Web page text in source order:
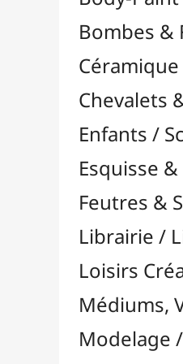
Feutres & Stylos
Librairie / Livres
Loisirs Créatifs
Médiums, Vernis &
Modelage / Sculpture
Peintures / Couleurs
Accessoires
Colour Shapers
Couteaux à Peindre
Éponges
Lampes UV
Mannequins
Nettoyage / Savons